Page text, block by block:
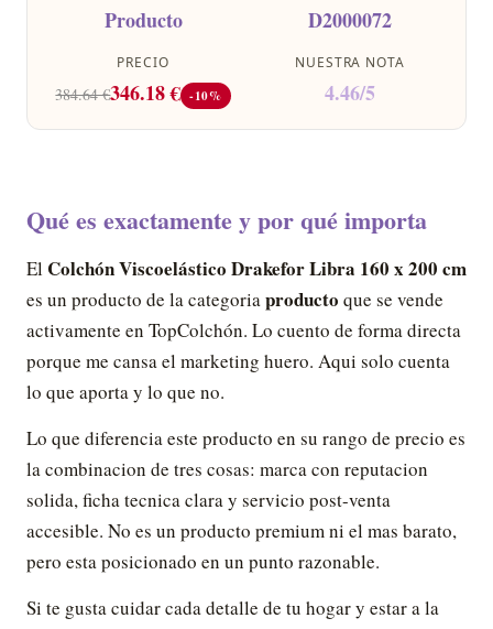
Producto D2000072
PRECIO
384.64 €346.18 € -10%
NUESTRA NOTA
4.46/5
Qué es exactamente y por qué importa
El Colchón Viscoelástico Drakefor Libra 160 x 200 cm
es un producto de la categoriaproducto que se vende
activamente en TopColchón. Lo cuento de forma directa
porque me cansa el marketing huero. Aqui solo cuenta
lo que aporta y lo que no.
Lo que diferencia este producto en su rango de precio es
la combinacion de tres cosas: marca con reputacion
solida, ficha tecnica clara y servicio post-venta
accesible. No es un producto premium ni el mas barato,
pero esta posicionado en un punto razonable.
Si te gusta cuidar cada detalle de tu hogar y estar a la